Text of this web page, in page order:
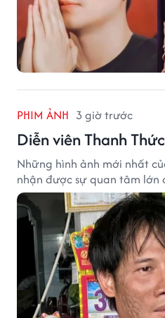
PHIM ẢNH 3 giờ trước
Diễn viên Thanh
Những hình ảnh mới nhất
nhận được sự quan tâm lớn